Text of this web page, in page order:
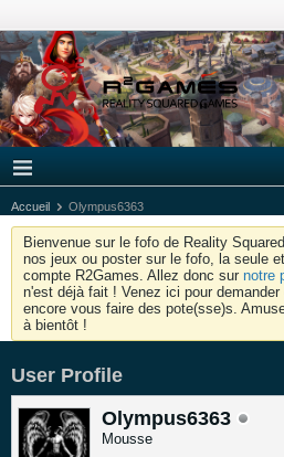
Accueil Olympus6363
Bienvenue sur le fofo de Reality
nos jeux ou poster sur le fofo, la seule
compte R2Games. Allez donc sur notre
n'est déjà fait ! Venez ici pour
encore vous faire des pote(sse)s.
à bientôt !
User Profile
Olympus6363
Mousse